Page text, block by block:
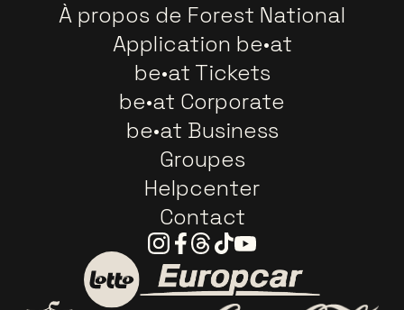
À propos de Forest National
Application be•at
be•at Tickets
be•at Corporate
be•at Business
Groupes
Helpcenter
Contact
Instagram
Facebook
Threads
TiktokYoutube
Visitez le site de